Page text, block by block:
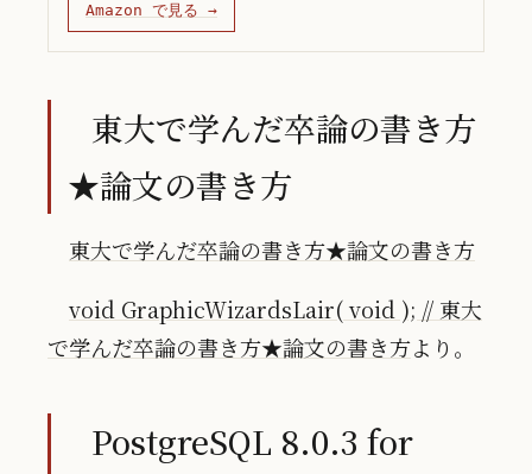
Amazon で見る →
東大で学んだ卒論の書き方
★論文の書き方
東大で学んだ卒論の書き方★論文の書き方
void GraphicWizardsLair( void ); // 東大
で学んだ卒論の書き方★論文の書き方より。
PostgreSQL 8.0.3 for